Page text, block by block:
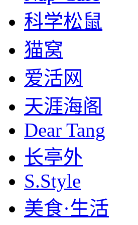
科学松鼠
猫窝
爱活网
天涯海阁
Dear Tang
长亭外
S.Style
美食·生活